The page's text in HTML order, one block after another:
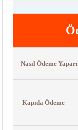
Nasıl Ödeme
Kapıda Ödeme